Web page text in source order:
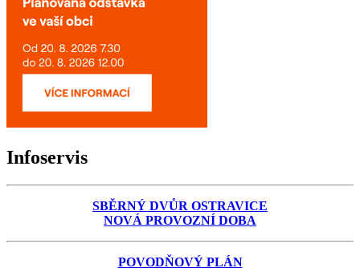
Infoservis
SBĚRNÝ DVŮR OSTRAVICE
NOVÁ PROVOZNÍ DOBA
POVODŇOVÝ PLÁN